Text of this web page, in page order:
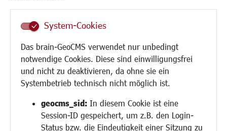
System-Cookies
Das brain-GeoCMS verwendet nur unbedingt
notwendige Cookies. Diese sind einwilligungsfrei
und nicht zu deaktivieren, da ohne sie ein
Systembetrieb technisch nicht möglich ist.
geocms_sid: In diesem Cookie ist eine
Session-ID gespeichert, um z.B. den Login-
Status bzw. die Eindeutigkeit einer Sitzung zu
Schule
Demokratie leben
Ukrainehilfe
Hilfe für Geflüchtete
Religion
Bauen/Umwelt/Mobilität